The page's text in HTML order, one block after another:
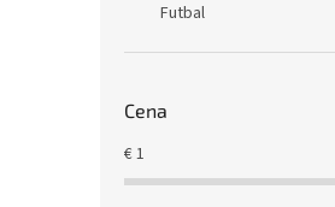
Futbal
Cena
€1